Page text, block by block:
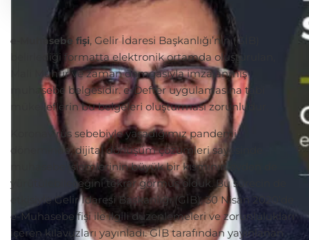
e-Muhasebe fişi, Gelir İdaresi Başkanlığı’nın (GİB)
belirlediği formatta elektronik ortamda oluşturulan,
Mali Mühür ve zaman damgasıyla imzalanmış
muhasebe belgesidir. e-Defter uygulamasına tabi
mükelleflerin bu belgeleri oluşturması zorunludur.
Koronavirüs sebebiyle yaşadığımız pandemi
döneminde, dijital dönüşüm çözümleri sayesinde
muhasebe işlemlerinin büyük bir kısmının evden de
yürütülebileceğini tekrar görmüş olduk. Bu sürecin de
etkisiyle Gelir İdaresi Başkanlığı (GİB), 30 Nisan 2020’de
e-Muhasebe fişi ile ilgili düzenlemeleri ve zorunlulukları
içeren kılavuzları yayınladı. GİB tarafından yayınlanan